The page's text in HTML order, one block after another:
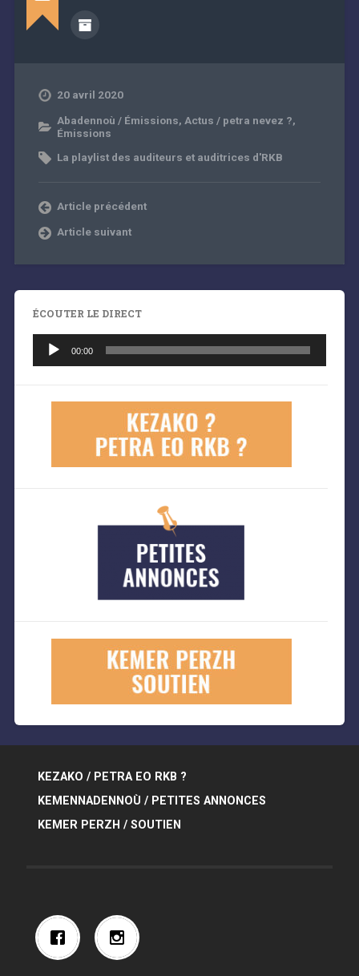
20 avril 2020
Abadennoù / Émissions, Actus / petra nevez ?,
Émissions
La playlist des auditeurs et auditrices d'RKB
Article précédent
Article suivant
ÉCOUTER LE DIRECT
audio
00:00
KEZAKO / PETRA EO RKB ?
KEMENNADENNOÙ / PETITES ANNONCES
KEMER PERZH / SOUTIEN